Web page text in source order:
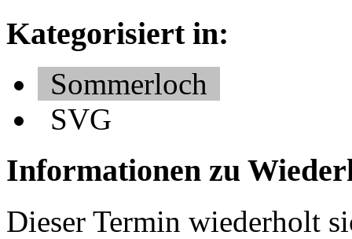
Kategorisiert in:
Sommerloch
SVG
Informationen zu
Dieser Termin wiederholt